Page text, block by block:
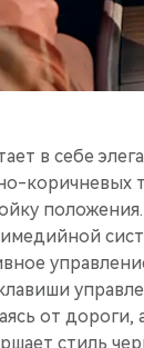
в себе
коричневых
от
стиль